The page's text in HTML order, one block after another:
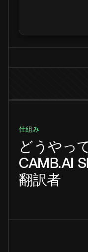
仕組み
どうやっ
CAMB.AI
翻訳者